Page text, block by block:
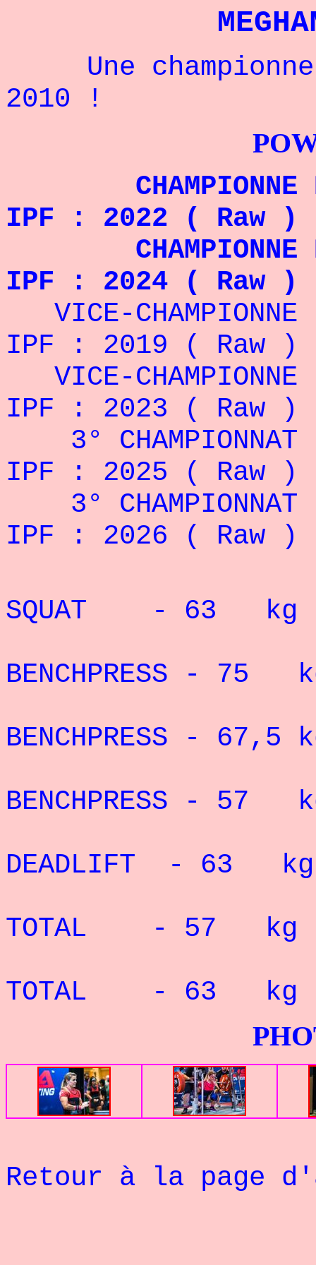
Une championne
2010 !
CHAMPIONNE
IPF : 2022 ( Raw
CHAMPIONNE
IPF : 2024 ( Raw
VICE-CHAMPIONNE
IPF : 2019 ( Raw
VICE-CHAMPIONNE
IPF : 2023 ( Raw
3° CHAMPIONNAT
IPF : 2025 ( Raw
3° CHAMPIONNAT
IPF : 2026 ( Raw
SQUAT - 63
BENCHPRESS -
BENCHPRESS -
BENCHPRESS -
DEADLIFT - 63
TOTAL - 57 kg
TOTAL - 63 kg :
PHOTOS
Retour à la page